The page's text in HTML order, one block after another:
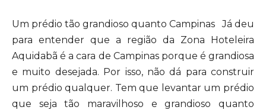
Um prédio tão grandioso quanto Campinas Já deu
para entender que a região da Zona Hoteleira
Aquidabã é a cara de Campinas porque é grandiosa
e muito desejada. Por isso, não dá para construir
um prédio qualquer. Tem que levantar um prédio
que seja tão maravilhoso e grandioso quanto